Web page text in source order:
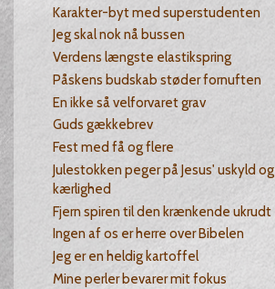
Karakter-byt med superstudenten
Jeg skal nok nå bussen
Verdens længste elastikspring
Påskens budskab støder fornuften
En ikke så velforvaret grav
Guds gækkebrev
Fest med få og flere
Julestokken peger på Jesus' uskyld og
kærlighed
Fjern spiren til den krænkende ukrudt
Ingen af os er herre over Bibelen
Jeg er en heldig kartoffel
Mine perler bevarer mit fokus